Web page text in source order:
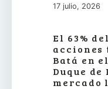
17 julio, 2026
El 63%
acciones
Batá en
Duque
mercado